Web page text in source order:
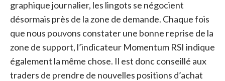
graphique journalier, les lingots se négocient
désormais près de la zone de demande. Chaque fois
que nous pouvons constater une bonne reprise de la
zone de support, l’indicateur Momentum RSI indique
également la même chose. Il est donc conseillé aux
traders de prendre de nouvelles positions d’achat